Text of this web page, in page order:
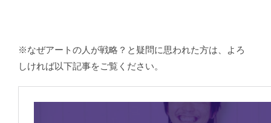
※なぜアートの人が戦略？と疑問に思われた方は、よろ
しければ以下記事をご覧ください。